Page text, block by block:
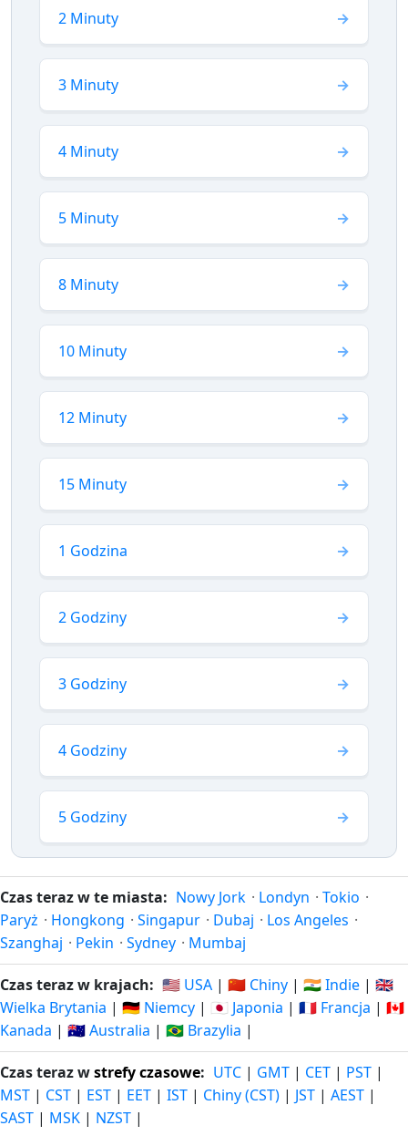
2 Minuty
3 Minuty
4 Minuty
5 Minuty
8 Minuty
10 Minuty
12 Minuty
15 Minuty
1 Godzina
2 Godziny
3 Godziny
4 Godziny
5 Godziny
Czas teraz w te miasta: Nowy Jork · Londyn · Tokio ·
Paryż · Hongkong · Singapur · Dubaj · Los Angeles ·
Szanghaj · Pekin · Sydney · Mumbaj
Czas teraz w krajach: 🇺🇸 USA | 🇨🇳 Chiny | 🇮🇳 Indie | 🇬🇧
Wielka Brytania | 🇩🇪 Niemcy | 🇯🇵 Japonia | 🇫🇷 Francja | 🇨🇦
Kanada | 🇦🇺 Australia | 🇧🇷 Brazylia |
Czas teraz wstrefy czasowe: UTC | GMT | CET | PST |
MST | CST | EST | EET | IST | Chiny (CST) | JST | AEST |
SAST | MSK | NZST |